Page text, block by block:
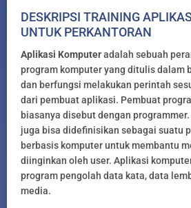
DESKRIPSI TRAINING
UNTUK PERKANTORAN
Aplikasi Komputeradalah sebuah
program komputer yang ditulis dalam
dan berfungsi melakukan perintah
dari pembuat aplikasi. Pembuat
biasanya disebut dengan
juga bisa didefinisikan sebagai suatu
berbasis komputer untuk membantu
diinginkan oleh user. Aplikasi
program pengolah data kata, data
media.